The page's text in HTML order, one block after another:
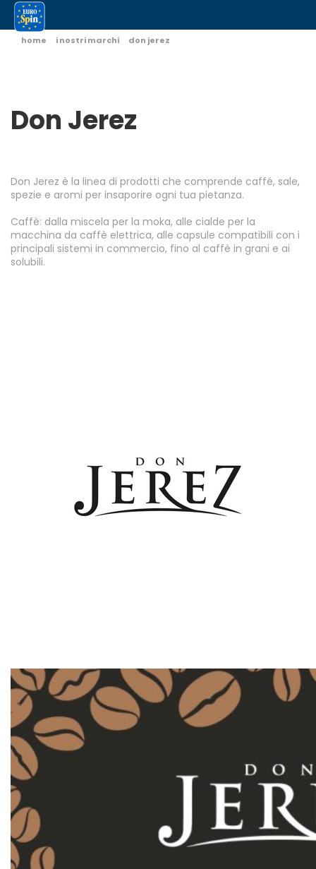
home i nostri marchi don jerez
Don Jerez
Don Jerez è la linea di prodotti che comprende caffé, sale,
spezie e aromi per insaporire ogni tua pietanza.
Caffè: dalla miscela per la moka, alle cialde per la
macchina da caffè elettrica, alle capsule compatibili con i
principali sistemi in commercio, fino al caffè in grani e ai
solubili.